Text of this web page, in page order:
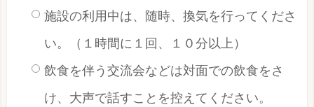
施設の利用中は、随時、換気を行ってくださ
い。（１時間に１回、１０分以上）
飲食を伴う交流会などは対面での飲食をさ
け、大声で話すことを控えてください。